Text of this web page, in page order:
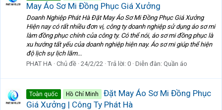
May Áo Sơ Mi Đồng Phục Giá Xưởng
Doanh Nghiệp Phát Hà Đặt May Áo Sơ Mi Đồng Phục Giá Xưởng
Hiện nay có rất nhiều đơn vị, công ty doanh nghiệp sử dụng áo sơ mi
làm đồng phục chính của công ty. Có thể nói, áo sơ mi đồng phục là
xu hướng tất yếu của doanh nghiệp hiện nay. Áo sơ mi giúp thể hiện
độ lịch sự lịch lãm...
PHAT HA Chủ đề 24/2/22 Trả lời: 0 Diễn đàn: Quần áo
Toàn quốc Hồ Chí Minh
Đặt May Áo Sơ Mi Đồng Phục
Giá Xưởng | Công Ty Phát Hà